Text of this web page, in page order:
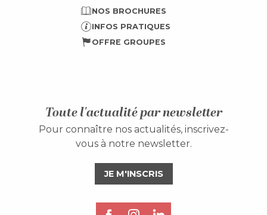
NOS BROCHURES
INFOS PRATIQUES
OFFRE GROUPES
Toute l'actualité par newsletter
Pour connaître nos actualités, inscrivez-
vous à notre newsletter.
JE M'INSCRIS